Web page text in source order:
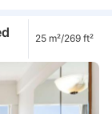
25 m²/269 ft²